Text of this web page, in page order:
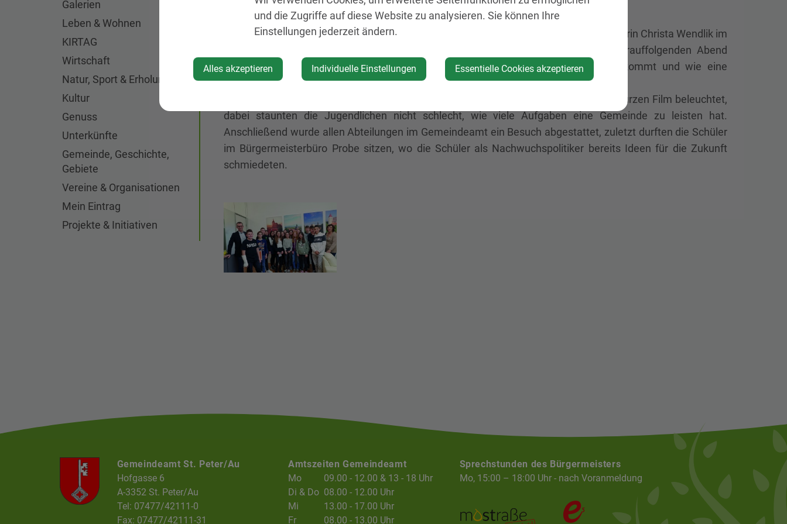
Bürgermeister Johannes Heuras empfing die Jugendlichen gemeinsam mit ihrer Lehrerin Christa Wendlik im
Sitzungssaal, wo bereits alles für die konstituierende Gemeinderatssitzung am darauffolgenden Abend
aufgebaut war. Gemeinsam wurde durchgespielt, wie man in den Gemeinderat kommt und wie eine
Gemeinderatssitzung abläuft.
Die Aufgaben einer Gemeinde - von der Infrastruktur bis zum Spielplatz - mit einem kurzen Film beleuchtet,
dabei staunten die Jugendlichen nicht schlecht, wie viele Aufgaben eine Gemeinde zu leisten hat.
Anschließend wurde allen Abteilungen im Gemeindeamt ein Besuch abgestattet, zuletzt durften die Schüler
im Bürgermeisterbüro Probe sitzen, wo die Schüler als Nachwuchspolitiker bereits Ideen für die Zukunft
schmiedeten.
Galerien
Leben & Wohnen
KIRTAG
Wirtschaft
Natur, Sport & Erholung
Kultur
Genuss
Unterkünfte
Gemeinde, Geschichte,
Gebiete
Vereine & Organisationen
Mein Eintrag
Projekte & Initiativen
Gemeindeamt St. Peter/Au
Hofgasse 6
A-3352 St. Peter/Au
Tel: 07477/42111-0
Fax: 07477/42111-31
Amtszeiten Gemeindeamt
Mo
09.00 - 12.00 & 13 - 18 Uhr
Di & Do 08.00 - 12.00 Uhr
Mi
13.00 - 17.00 Uhr
Fr
08.00 - 13.00 Uhr
Sprechstunden des Bürgermeisters
Mo, 15:00 – 18:00 Uhr - nach Voranmeldung
und die Zugriffe auf diese Website zu analysieren. Sie können Ihre
Einstellungen jederzeit ändern.
Alles akzeptieren Individuelle Einstellungen Essentielle Cookies akzeptieren